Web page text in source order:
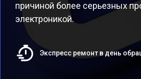
причиной более серьезных
электроникой.
Экспресс ремонт в день